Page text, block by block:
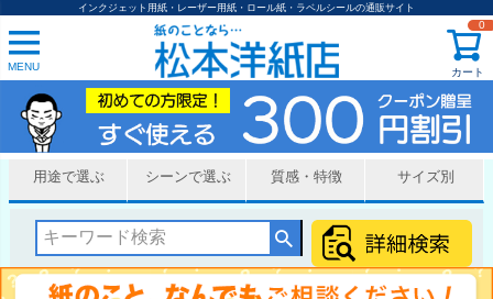
インクジェット用紙・レーザー用紙・ロール紙・ラベルシールの通販サイト
MENU カート
0
用途で選ぶ シーンで選ぶ 質感・特徴 サイズ別